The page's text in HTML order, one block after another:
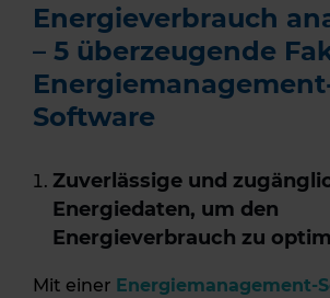
Energieverbrauch
– 5 überzeugende
Software
Zuverlässige und
Energiedaten, um den
Energieverbrauch zu
Mit einer Energiemanagement-